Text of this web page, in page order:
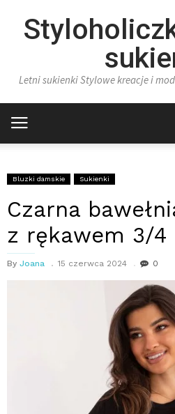
Letni sukienki Stylowe kreacje i
Bluzki damskie Sukienki
Czarna
z rękawem 3/4
By Joana 15 czerwca 2024 0